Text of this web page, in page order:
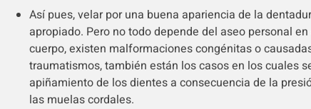
Así pues, velar por una buena apariencia de la
apropiado. Pero no todo depende del aseo personal
cuerpo, existen malformaciones congénitas o
traumatismos, también están los casos en los cuales
apiñamiento de los dientes a consecuencia de la
las muelas cordales.